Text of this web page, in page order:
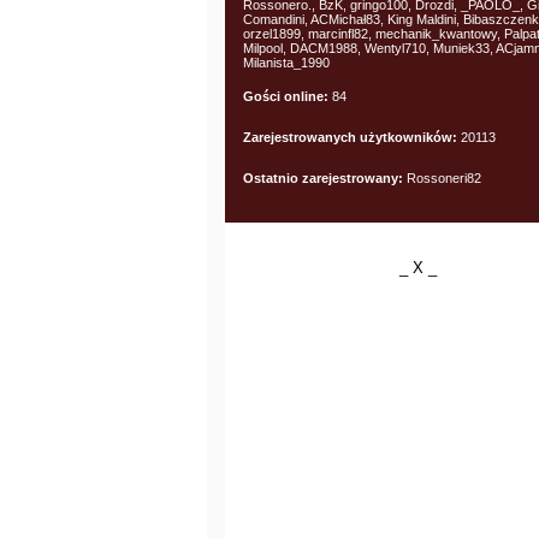
Rossonero., BzK, gringo100, Drozdi, _PAOLO_,
Comandini, ACMichał83, King Maldini,
orzel1899, marcinfl82, mechanik_kwantowy,
Milpool, DACM1988, Wentyl710, Muniek33,
Milanista_1990
Gości online: 84
Zarejestrowanych użytkowników: 20113
Ostatnio zarejestrowany: Rossoneri82
_ X _